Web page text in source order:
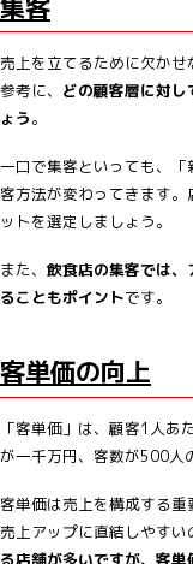
売上を立てるために欠か
参考に、 どの顧客層に対
ょう。
一口で集客といっても、
客方法が変わってきます
ットを選定しましょう。
また、 飲食店の集客では
ることもポイントです。
客単価の向上
「客単価」は、顧客1人
が一千万円、客数が500人
客単価は売上を構成する
売上アップに直結しやすい
る店舗が多いですが、客